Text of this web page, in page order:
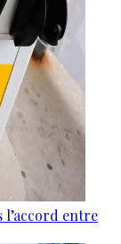
l’accord entre